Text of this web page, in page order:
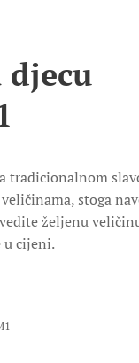
tradicionalnom
stoga
željenu
u cijeni.